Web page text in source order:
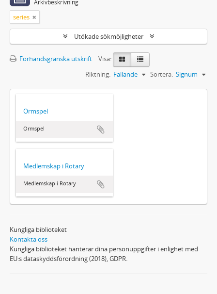
Arkivbeskrivning
series
Utökade sökmöjligheter
Förhandsgranska utskrift
Visa:
Sortera: Signum
Riktning: Fallande
Ormspel
Ormspel
Medlemskap i Rotary
Medlemskap i Rotary
Kungliga biblioteket
Kontakta oss
Kungliga biblioteket hanterar dina personuppgifter i enlighet med
EU:s dataskyddsförordning (2018), GDPR.